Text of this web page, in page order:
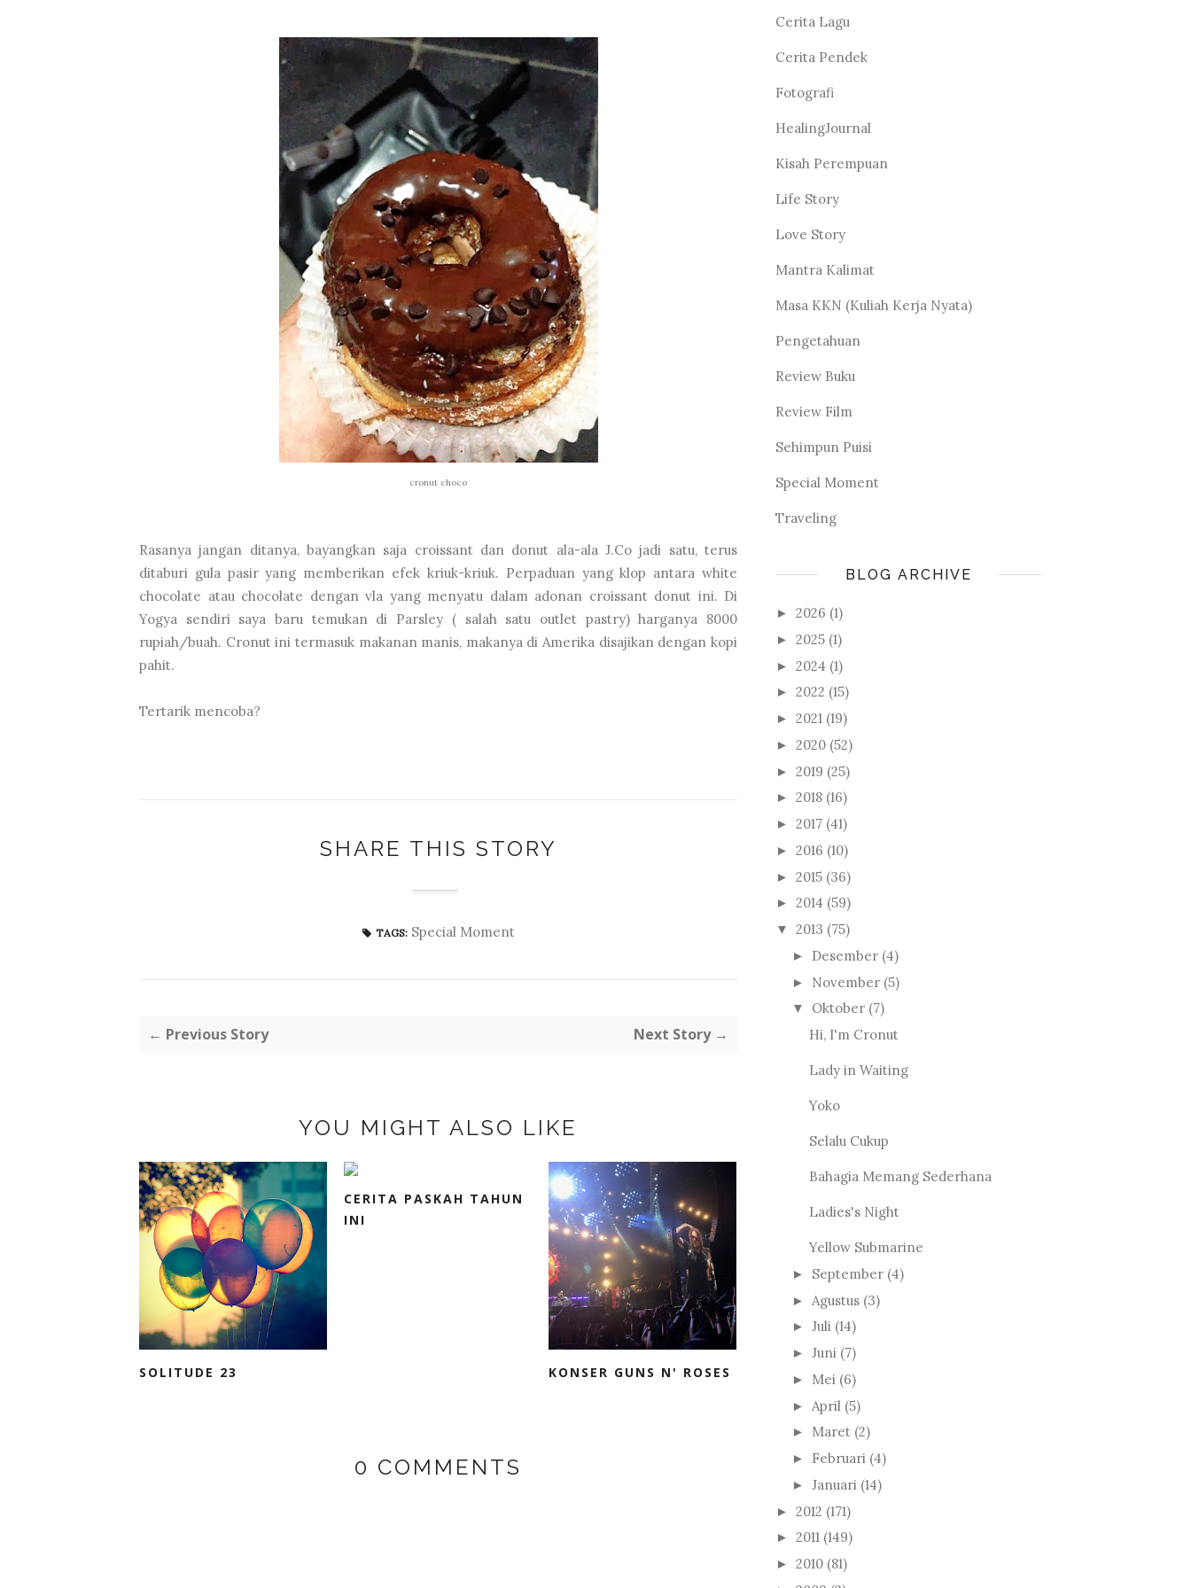
cronut choco
Rasanya jangan ditanya, bayangkan saja croissant dan donut ala-ala J.Co jadi satu, terus
ditaburi gula pasir yang memberikan efek kriuk-kriuk. Perpaduan yang klop antara white
chocolate atau chocolate dengan vla yang menyatu dalam adonan croissant donut ini. Di
Yogya sendiri saya baru temukan di Parsley ( salah satu outlet pastry) harganya 8000
rupiah/buah. Cronut ini termasuk makanan manis, makanya di Amerika disajikan dengan kopi
pahit.
Tertarik mencoba?
SHARE THIS STORY
TAGS: Special Moment
← Previous Story Next Story →
YOU MIGHT ALSO LIKE
SOLITUDE 23
CERITA PASKAH TAHUN
INI
KONSER GUNS N' ROSES
0 COMMENTS
Cerita Lagu
Cerita Pendek
Fotografi
HealingJournal
Kisah Perempuan
Life Story
Love Story
Mantra Kalimat
Masa KKN (Kuliah Kerja Nyata)
Pengetahuan
Review Buku
Review Film
Sehimpun Puisi
Special Moment
Traveling
BLOG ARCHIVE
► 2026 (1)
► 2025 (1)
► 2024 (1)
► 2022 (15)
► 2021 (19)
► 2020 (52)
► 2019 (25)
► 2018 (16)
► 2017 (41)
► 2016 (10)
► 2015 (36)
► 2014 (59)
▼ 2013 (75)
► Desember (4)
► November (5)
▼ Oktober (7)
Hi, I'm Cronut
Lady in Waiting
Yoko
Selalu Cukup
Bahagia Memang Sederhana
Ladies's Night
Yellow Submarine
► September (4)
► Agustus (3)
► Juli (14)
► Juni (7)
► Mei (6)
► April (5)
► Maret (2)
► Februari (4)
► Januari (14)
► 2012 (171)
► 2011 (149)
► 2010 (81)